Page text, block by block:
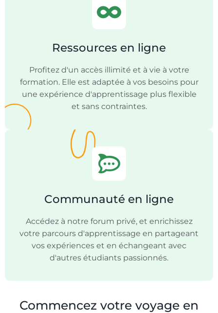
Ressources en ligne
Profitez d'un accès illimité et à vie à votre
formation. Elle est adaptée à vos besoins pour
une expérience d'apprentissage plus flexible
et sans contraintes.
Communauté en ligne
Accédez à notre forum privé, et enrichissez
votre parcours d'apprentissage en partageant
vos expériences et en échangeant avec
d'autres étudiants passionnés.
Commencez votre voyage en